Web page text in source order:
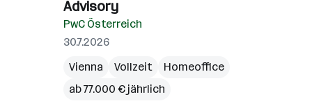
Advisory
PwC Österreich
30.7.2026
Vienna
Vollzeit
Homeoffice
ab 77.000 € jährlich